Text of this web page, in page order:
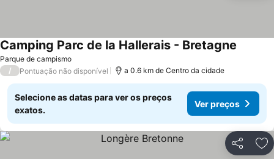
Parque de campismo
Camping Parc de la Hallerais - Bretagne
/ Pontuação não disponível a 0.6 km de Centro da cidade
Selecione as datas para ver os preços
exatos.
Ver preços
Partilhar